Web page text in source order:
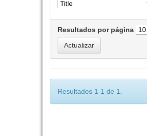
Resultados por página
Resultados 1-1 de 1.